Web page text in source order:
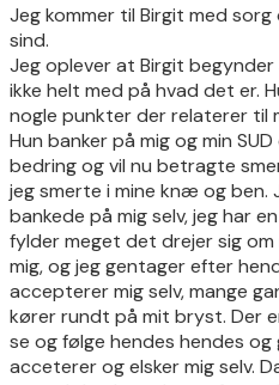
Jeg kommer til Birgit med
sind.
Jeg oplever at Birgit
ikke helt med på hvad det er.
nogle punkter der relaterer til
Hun banker på mig og min
bedring og vil nu betragte
jeg smerte i mine knæ og ben.
bankede på mig selv, jeg har
fylder meget det drejer sig om
mig, og jeg gentager efter
accepterer mig selv, mange
kører rundt på mit bryst. Der
se og følge hendes hendes
acceterer og elsker mig selv.